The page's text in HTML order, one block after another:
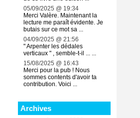
05/09/2025 @ 19:34
Merci Valère. Maintenant la
lecture me paraît évidente. Je
butais sur ce mot sa ...
04/09/2025 @ 21:56
" Arpenter les dédales
verticaux " , semble-t-il ... ...
15/08/2025 @ 16:43
Merci pour la pub ! Nous
sommes contents d'avoir ta
contribution. Voici ...
Archives